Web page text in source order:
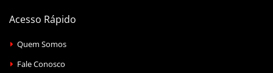
Acesso Rápido
Quem Somos
Fale Conosco